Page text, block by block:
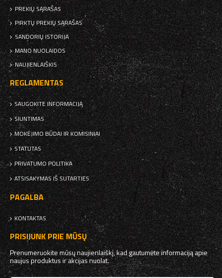
PREKIŲ SĄRAŠAS
PIRKTŲ PREKIŲ SĄRAŠAS
SANDORIŲ ISTORIJA
MANO NUOLAIDOS
NAUJIENLAIŠKIS
REGLAMENTAS
SAUGOKITE INFORMACIJĄ
SIUNTIMAS
MOKĖJIMO BŪDAI IR KOMISINIAI
STATUTAS
PRIVATUMO POLITIKA
ATSISAKYMAS IŠ SUTARTIES
PAGALBA
KONTAKTAS
PRISIJUNK PRIE MŪSŲ
Prenumeruokite mūsų naujienlaiškį, kad gautumėte informaciją apie
naujus produktus ir akcijas nuolat.